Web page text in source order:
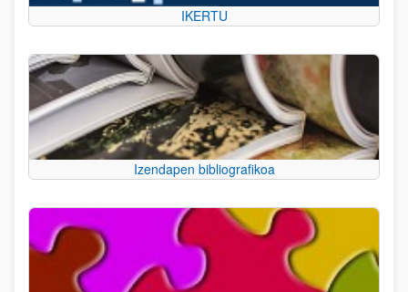
IKERTU
Izendapen bibliografikoa